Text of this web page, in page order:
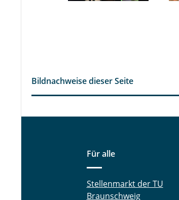
Bildnachweise dieser Seite
Für alle
Stellenmarkt der TU
Braunschweig